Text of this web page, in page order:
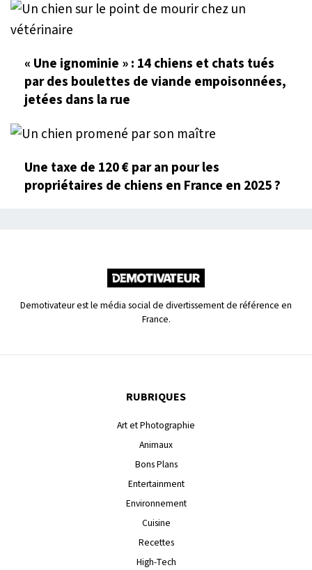
« Une ignominie » : 14 chiens et chats tués
par des boulettes de viande empoisonnées,
jetées dans la rue
Une taxe de 120 € par an pour les
propriétaires de chiens en France en 2025 ?
Demotivateur est le média social de divertissement de référence en
France.
RUBRIQUES
Art et Photographie
Animaux
Bons Plans
Entertainment
Environnement
Cuisine
Recettes
High-Tech